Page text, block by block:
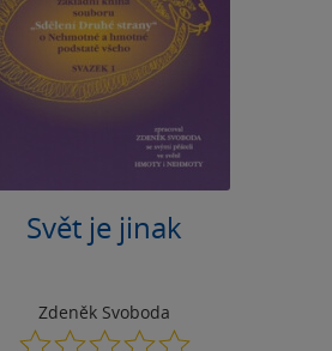
Svět je jinak
Zdeněk Svoboda
0.0